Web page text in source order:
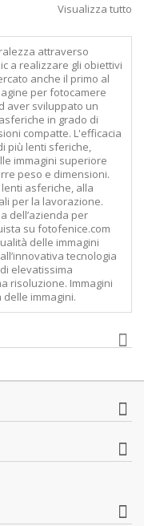
Visualizza tutto
attraverso
a realizzare gli obiettivi
anche il primo al
per fotocamere
aver sviluppato un
in grado di
compatte. L'efficacia
più lenti sferiche,
immagini superiore
peso e dimensioni.
asferiche, alla
per la lavorazione.
dell’azienda per
su fotofenice.com
delle immagini
tecnologia
elevatissima
risoluzione. Immagini
immagini.